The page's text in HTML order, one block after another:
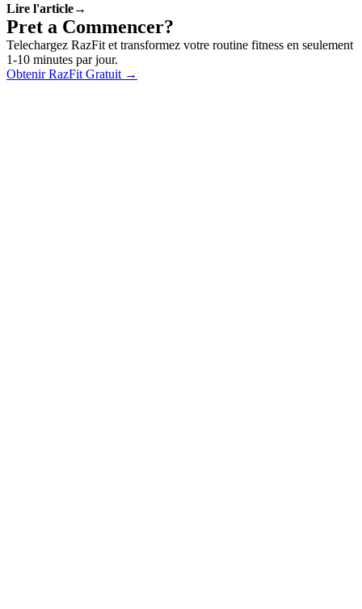
pourquoi.
Lire l'article→
Pret a Commencer?
Telechargez RazFit et transformez votre routine fitness en seulement
1-10 minutes par jour.
Obtenir RazFit Gratuit →